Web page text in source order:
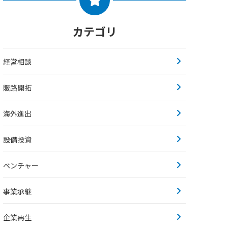
カテゴリ
経営相談
販路開拓
海外進出
設備投資
ベンチャー
事業承継
企業再生